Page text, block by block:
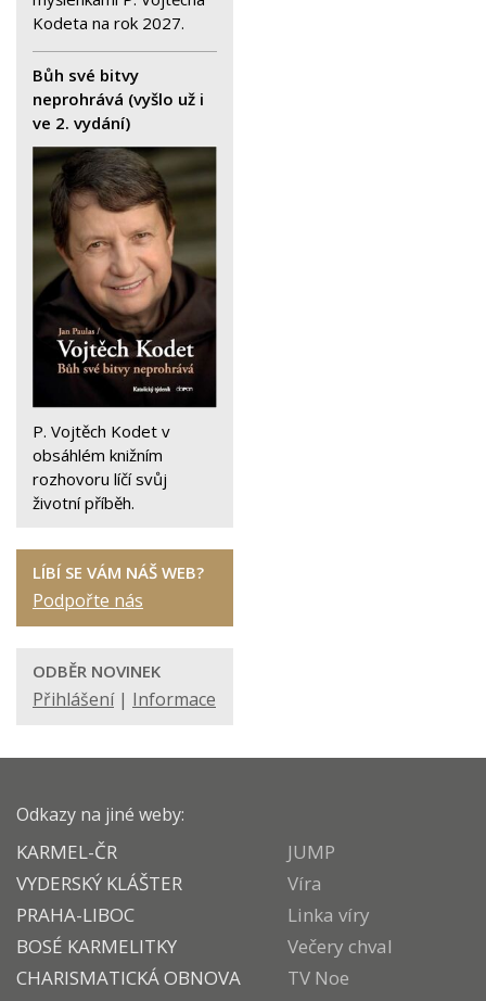
Kodeta na rok 2027.
Bůh své bitvy
neprohrává (vyšlo už i
ve 2. vydání)
P. Vojtěch Kodet v
obsáhlém knižním
rozhovoru líčí svůj
životní příběh.
LÍBÍ SE VÁM NÁŠ WEB?
Podpořte nás
ODBĚR NOVINEK
Přihlášení| Informace
Odkazy na jiné weby:
KARMEL-ČR
VYDERSKÝ KLÁŠTER
PRAHA-LIBOC
BOSÉ KARMELITKY
CHARISMATICKÁ OBNOVA
JUMP
Víra
Linka víry
Večery chval
TV Noe